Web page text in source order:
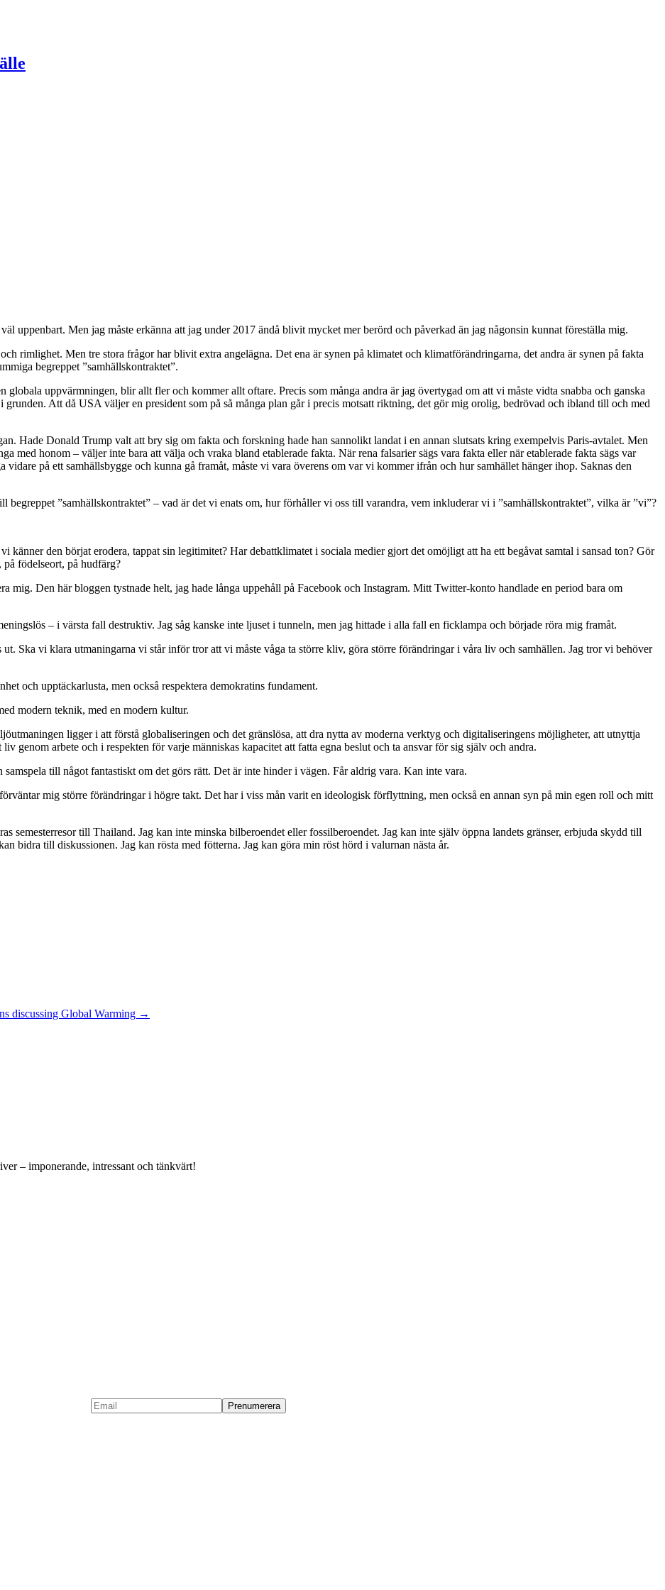
uppenbart. Men jag måste erkänna att jag under 2017 ändå blivit mycket mer berörd och påverkad än jag någonsin kunnat föreställa mig.
rimlighet. Men tre stora frågor har blivit extra angelägna. Det ena är synen på klimatet och klimatförändringarna, det andra är synen på fakta
begreppet ”samhällskontraktet”.
uppvärmningen, blir allt fler och kommer allt oftare. Precis som många andra är jag övertygad om att vi måste vidta snabba och ganska
Att då USA väljer en president som på så många plan går i precis motsatt riktning, det gör mig orolig, bedrövad och ibland till och med
Hade Donald Trump valt att bry sig om fakta och forskning hade han sannolikt landat i en annan slutsats kring exempelvis Paris-avtalet. Men
med honom – väljer inte bara att välja och vraka bland etablerade fakta. När rena falsarier sägs vara fakta eller när etablerade fakta sägs var
på ett samhällsbygge och kunna gå framåt, måste vi vara överens om var vi kommer ifrån och hur samhället hänger ihop. Saknas den
begreppet ”samhällskontraktet” – vad är det vi enats om, hur förhåller vi oss till varandra, vem inkluderar vi i ”samhällskontraktet”, vilka är ”vi”?
den börjat erodera, tappat sin legitimitet? Har debattklimatet i sociala medier gjort det omöjligt att ha ett begåvat samtal i sansad ton? Gör
födelseort, på hudfärg?
mig. Den här bloggen tystnade helt, jag hade långa uppehåll på Facebook och Instagram. Mitt Twitter-konto handlade en period bara om
– i värsta fall destruktiv. Jag såg kanske inte ljuset i tunneln, men jag hittade i alla fall en ficklampa och började röra mig framåt.
Ska vi klara utmaningarna vi står inför tror att vi måste våga ta större kliv, göra större förändringar i våra liv och samhällen. Jag tror vi behöver
och upptäckarlusta, men också respektera demokratins fundament.
modern teknik, med en modern kultur.
ligger i att förstå globaliseringen och det gränslösa, att dra nytta av moderna verktyg och digitaliseringens möjligheter, att utnyttja
genom arbete och i respekten för varje människas kapacitet att fatta egna beslut och ta ansvar för sig själv och andra.
till något fantastiskt om det görs rätt. Det är inte hinder i vägen. Får aldrig vara. Kan inte vara.
mig större förändringar i högre takt. Det har i viss mån varit en ideologisk förflyttning, men också en annan syn på min egen roll och mitt
semesterresor till Thailand. Jag kan inte minska bilberoendet eller fossilberoendet. Jag kan inte själv öppna landets gränser, erbjuda skydd till
bidra till diskussionen. Jag kan rösta med fötterna. Jag kan göra min röst hörd i valurnan nästa år.
discussing Global Warming →
– imponerande, intressant och tänkvärt!